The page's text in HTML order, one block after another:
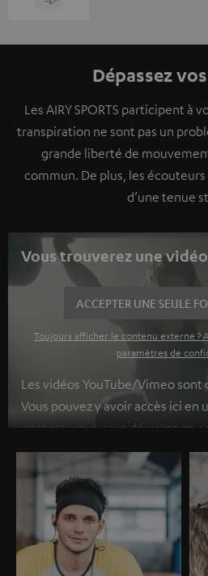
Dépassez
Les AIRY SPORTS participent à
transpiration ne sont pas un
grande liberté de
commun. De plus, les
d’une tenue
Vous trouverez une vidéo
ACCEPTER UNE SEULE
Toujours afficher le contenu externe ?
paramètres de
Les vidéos YouTube/Vimeo
Vous pouvez y avoir accès ici en
contenu vous vous déclarez en
l’on vous montre des contenus
individuelles peuvent être
tierce. Vous en apprendrez
politique de confidentialité